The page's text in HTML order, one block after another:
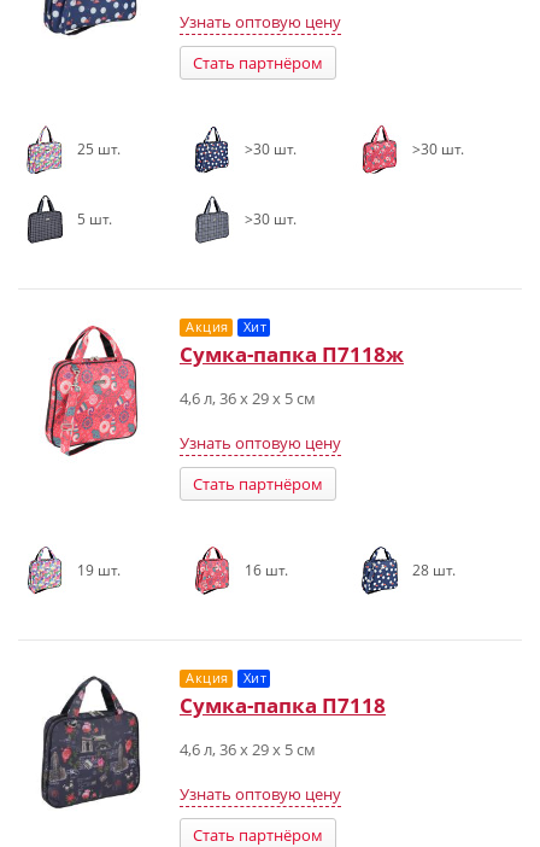
Узнать оптовую цену
Стать партнёром
25 шт. >30 шт. >30 шт.
5 шт. >30 шт.
Акция Хит
Сумка-папка П7118ж
4,6 л, 36 х 29 х 5 см
Узнать оптовую цену
Стать партнёром
19 шт. 16 шт. 28 шт.
Акция Хит
Сумка-папка П7118
4,6 л, 36 х 29 х 5 см
Узнать оптовую цену
Стать партнёром